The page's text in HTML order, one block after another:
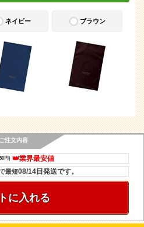
ネイビー ブラウン
ご注文内容
👑業界最安値
円)
最短08/14日発送です。
に入れる